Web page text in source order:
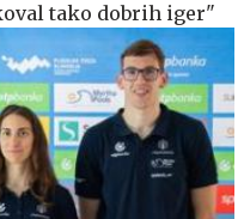
tako dobrih iger"